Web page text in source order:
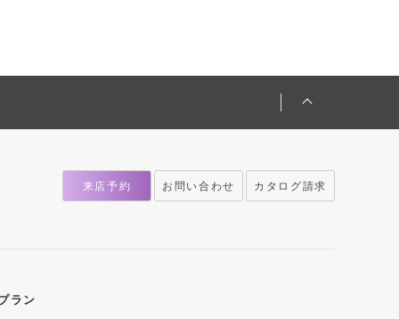
来店予約 お問い合わせ カタログ請求
ラン